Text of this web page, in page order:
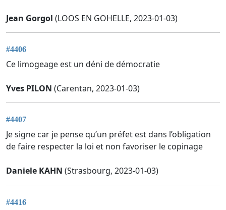
Jean Gorgol (LOOS EN GOHELLE, 2023-01-03)
#4406
Ce limogeage est un déni de démocratie
Yves PILON (Carentan, 2023-01-03)
#4407
Je signe car je pense qu’un préfet est dans l’obligation
de faire respecter la loi et non favoriser le copinage
Daniele KAHN (Strasbourg, 2023-01-03)
#4416